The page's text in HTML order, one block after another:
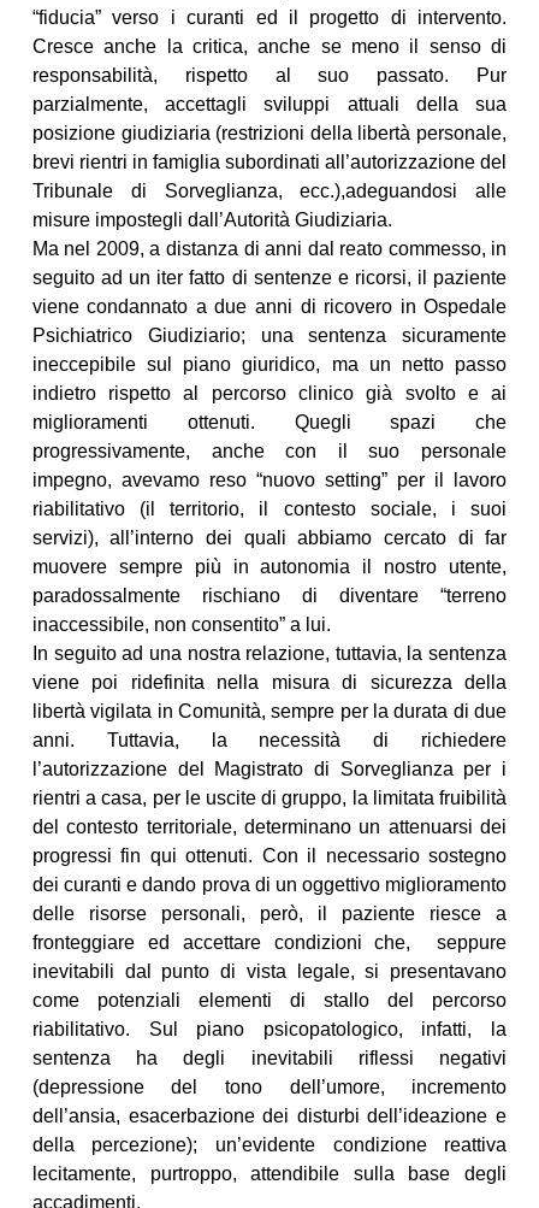
“fiducia” verso i curanti ed il progetto di intervento.
Cresce anche la critica, anche se meno il senso di
responsabilità, rispetto al suo passato. Pur
parzialmente, accettagli sviluppi attuali della sua
posizione giudiziaria (restrizioni della libertà personale,
brevi rientri in famiglia subordinati all’autorizzazione del
Tribunale di Sorveglianza, ecc.),adeguandosi alle
misure impostegli dall’Autorità Giudiziaria.
Ma nel 2009, a distanza di anni dal reato commesso, in
seguito ad un iter fatto di sentenze e ricorsi, il paziente
viene condannato a due anni di ricovero in Ospedale
Psichiatrico Giudiziario; una sentenza sicuramente
ineccepibile sul piano giuridico, ma un netto passo
indietro rispetto al percorso clinico già svolto e ai
miglioramenti ottenuti. Quegli spazi che
progressivamente, anche con il suo personale
impegno, avevamo reso “nuovo setting” per il lavoro
riabilitativo (il territorio, il contesto sociale, i suoi
servizi), all’interno dei quali abbiamo cercato di far
muovere sempre più in autonomia il nostro utente,
paradossalmente rischiano di diventare “terreno
inaccessibile, non consentito” a lui.
In seguito ad una nostra relazione, tuttavia, la sentenza
viene poi ridefinita nella misura di sicurezza della
libertà vigilata in Comunità, sempre per la durata di due
anni. Tuttavia, la necessità di richiedere
l’autorizzazione del Magistrato di Sorveglianza per i
rientri a casa, per le uscite di gruppo, la limitata fruibilità
del contesto territoriale, determinano un attenuarsi dei
progressi fin qui ottenuti. Con il necessario sostegno
dei curanti e dando prova di un oggettivo miglioramento
delle risorse personali, però, il paziente riesce a
fronteggiare ed accettare condizioni che, seppure
inevitabili dal punto di vista legale, si presentavano
come potenziali elementi di stallo del percorso
riabilitativo. Sul piano psicopatologico, infatti, la
sentenza ha degli inevitabili riflessi negativi
(depressione del tono dell’umore, incremento
dell’ansia, esacerbazione dei disturbi dell’ideazione e
della percezione); un’evidente condizione reattiva
lecitamente, purtroppo, attendibile sulla base degli
accadimenti.